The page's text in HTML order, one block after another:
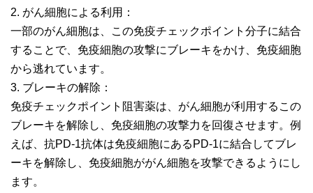
2. がん細胞による利用：
一部のがん細胞は、この免疫チェックポイント分子に結合
することで、免疫細胞の攻撃にブレーキをかけ、免疫細胞
から逃れています。
3. ブレーキの解除：
免疫チェックポイント阻害薬は、がん細胞が利用するこの
ブレーキを解除し、免疫細胞の攻撃力を回復させます。例
えば、抗PD-1抗体は免疫細胞にあるPD-1に結合してブレ
ーキを解除し、免疫細胞ががん細胞を攻撃できるようにし
ます。